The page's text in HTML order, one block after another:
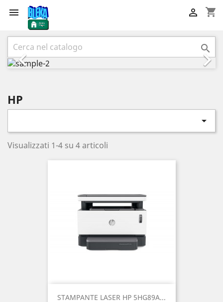
 shopping_cart



Precedente

HP

Visualizzati 1-4 su 4 articoli
STAMPANTE LASER HP 5HG89A...